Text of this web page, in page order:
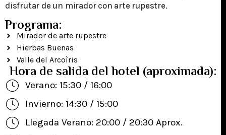
disfrutar de un mirador con arte rupestre.
Programa:
Mirador de arte rupestre
Hierbas Buenas
Valle del Arcoìris
Hora de salida del hotel (aproximada):
Verano: 15:30 / 16:00
Invierno: 14:30 / 15:00
Llegada Verano: 20:00 / 20:30 Aprox.